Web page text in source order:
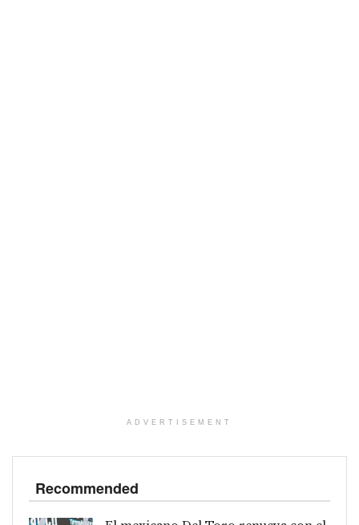
ADVERTISEMENT
Recommended